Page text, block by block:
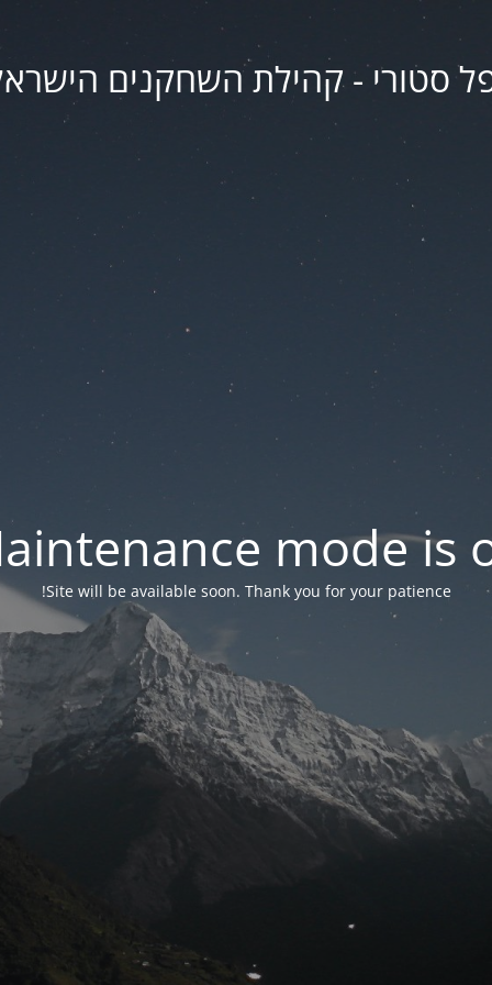
סטורי - קהילת השחקנים
mode is
Site will be available soon. Thank you for your patience!